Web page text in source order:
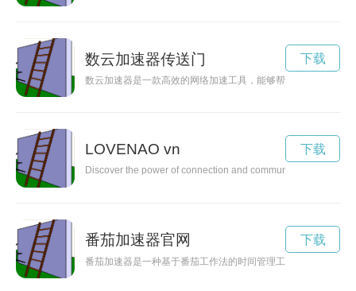
数云加速器传送门
数云加速器是一款高效的网络加速工具，能够帮助用户加快网
下载
LOVENAO vn
Discover the power of connection and communication with
下载
番茄加速器官网
番茄加速器是一种基于番茄工作法的时间管理工具，可以帮助
下载